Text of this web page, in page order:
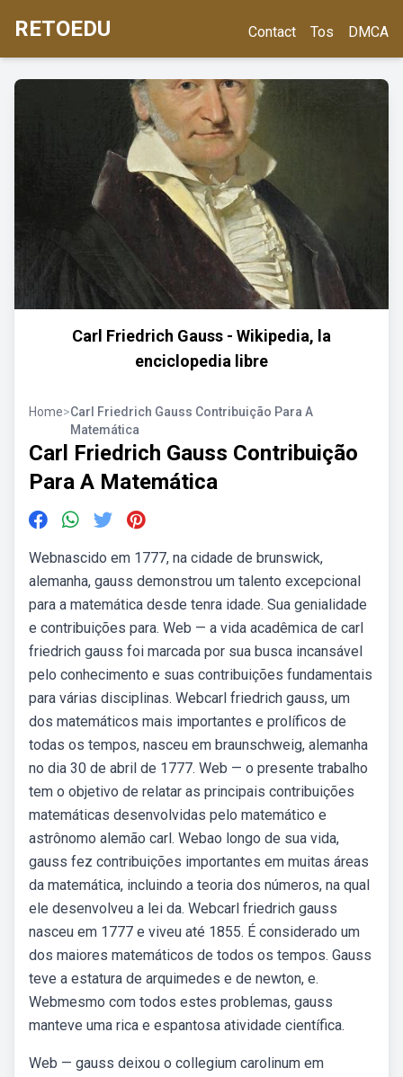
RETOEDU Contact Tos DMCA
Carl Friedrich Gauss - Wikipedia, la
enciclopedia libre
Home>Carl Friedrich Gauss Contribuição Para A
Matemática
Carl Friedrich Gauss Contribuição
Para A Matemática
Webnascido em 1777, na cidade de brunswick,
alemanha, gauss demonstrou um talento excepcional
para a matemática desde tenra idade. Sua genialidade
e contribuições para. Web — a vida acadêmica de carl
friedrich gauss foi marcada por sua busca incansável
pelo conhecimento e suas contribuições fundamentais
para várias disciplinas. Webcarl friedrich gauss, um
dos matemáticos mais importantes e prolíficos de
todas os tempos, nasceu em braunschweig, alemanha
no dia 30 de abril de 1777. Web — o presente trabalho
tem o objetivo de relatar as principais contribuições
matemáticas desenvolvidas pelo matemático e
astrônomo alemão carl. Webao longo de sua vida,
gauss fez contribuições importantes em muitas áreas
da matemática, incluindo a teoria dos números, na qual
ele desenvolveu a lei da. Webcarl friedrich gauss
nasceu em 1777 e viveu até 1855. É considerado um
dos maiores matemáticos de todos os tempos. Gauss
teve a estatura de arquimedes e de newton, e.
Webmesmo com todos estes problemas, gauss
manteve uma rica e espantosa atividade científica.
Web — gauss deixou o collegium carolinum em